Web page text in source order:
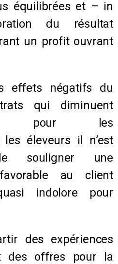
équilibrées et – in
du résultat
un profit ouvrant
effets négatifs du
qui diminuent
pour les
éleveurs il n’est
souligner une
au client
indolore pour
des expériences
offres pour la